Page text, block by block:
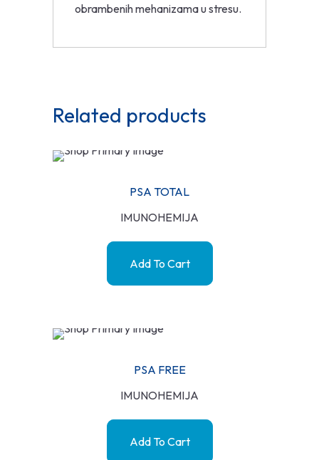
obrambenih mehanizama u stresu.
Related products
PSA TOTAL
IMUNOHEMIJA
Add To Cart
PSA FREE
IMUNOHEMIJA
Add To Cart